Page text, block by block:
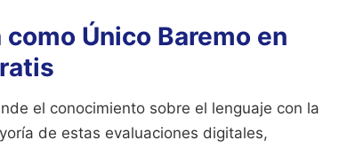
Único Baremo en
el conocimiento sobre el lenguaje con la
de estas evaluaciones digitales,